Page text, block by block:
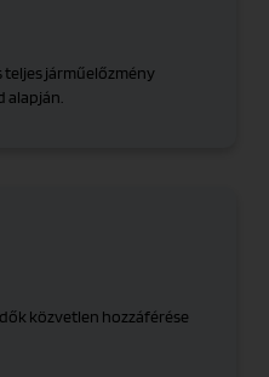
járműelőzmény
alapján.
közvetlen hozzáférése